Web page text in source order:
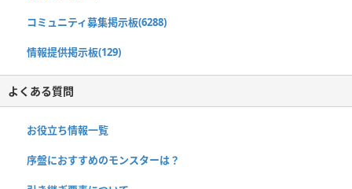
コミュニティ募集掲示板(6288)
情報提供掲示板(129)
よくある質問
お役立ち情報一覧
序盤におすすめのモンスターは？